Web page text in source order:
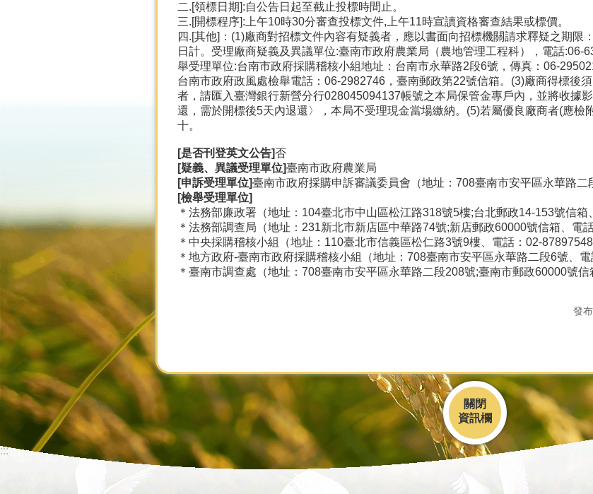
二.[領標日期]:自公告日起至截止投標時間止。
三.[開標程序]:上午10時30分審查投標文件,上午11時宣讀資格審查結果或標價。
四.[其他]：(1)廠商對招標文件內容有疑義者，應以書面向招標機關請求釋疑之期
日計。受理廠商疑義及異議單位:臺南市政府農業局（農地管理工程科），電話
舉受理單位:台南市政府採購稽核小組地址：台南市永華路2段6號，傳真：06-
台南市政府政風處檢舉電話：06-2982746，臺南郵政第22號信箱。(3)廠商得標後
者，請匯入臺灣銀行新營分行028045094137帳號之本局保管金專戶內，並將收據
還，需於開標後5天內退還〉，本局不受理現金當場繳納。(5)若屬優良廠商者(應
十。
[是否刊登英文公告]否
[疑義、異議受理單位]臺南市政府農業局
[申訴受理單位]臺南市政府採購申訴審議委員會（地址：708臺南市安平區永華路
[檢舉受理單位]
＊法務部廉政署（地址：104臺北市中山區松江路318號5樓;台北郵政14-153號信
＊法務部調查局（地址：231新北市新店區中華路74號;新店郵政60000號信箱、電
＊中央採購稽核小組（地址：110臺北市信義區松仁路3號9樓、電話：02-
＊地方政府-臺南市政府採購稽核小組（地址：708臺南市安平區永華路二段6號、
＊臺南市調查處（地址：708臺南市安平區永華路二段208號;臺南市郵政60000號信
發
關閉
:::